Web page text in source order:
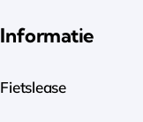
Informatie
Fietslease